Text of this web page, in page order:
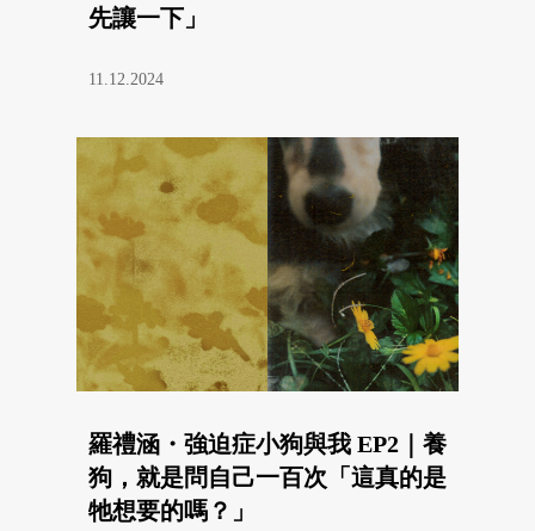
先讓一下」
11.12.2024
羅禮涵・強迫症小狗與我 EP2｜養
狗，就是問自己一百次「這真的是
牠想要的嗎？」